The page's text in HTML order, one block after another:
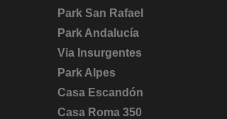
Park San Rafael
Park Andalucía
Via Insurgentes
Park Alpes
Casa Escandón
Casa Roma 350